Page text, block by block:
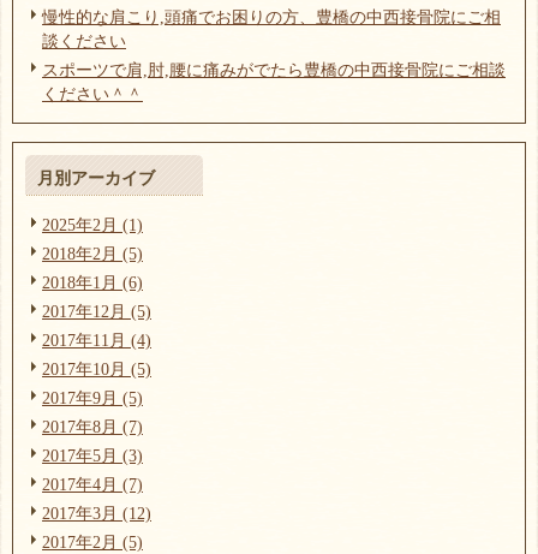
慢性的な肩こり,頭痛でお困りの方、豊橋の中西接骨院にご相
談ください
スポーツで肩,肘,腰に痛みがでたら豊橋の中西接骨院にご相談
ください＾＾
月別アーカイブ
2025年2月 (1)
2018年2月 (5)
2018年1月 (6)
2017年12月 (5)
2017年11月 (4)
2017年10月 (5)
2017年9月 (5)
2017年8月 (7)
2017年5月 (3)
2017年4月 (7)
2017年3月 (12)
2017年2月 (5)